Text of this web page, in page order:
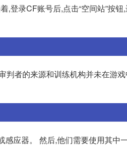
,登录CF账号后,点击“空间站”按
者的来源和训练机构并未在游
应器。 然后,他们需要使用其中